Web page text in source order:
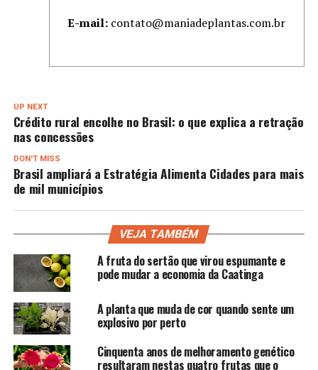
E-mail: contato@maniadeplantas.com.br
UP NEXT
Crédito rural encolhe no Brasil: o que explica a retração
nas concessões
DON'T MISS
Brasil ampliará a Estratégia Alimenta Cidades para mais
de mil municípios
VEJA TAMBÉM
A fruta do sertão que virou espumante e
pode mudar a economia da Caatinga
A planta que muda de cor quando sente um
explosivo por perto
Cinquenta anos de melhoramento genético
resultaram nestas quatro frutas que o